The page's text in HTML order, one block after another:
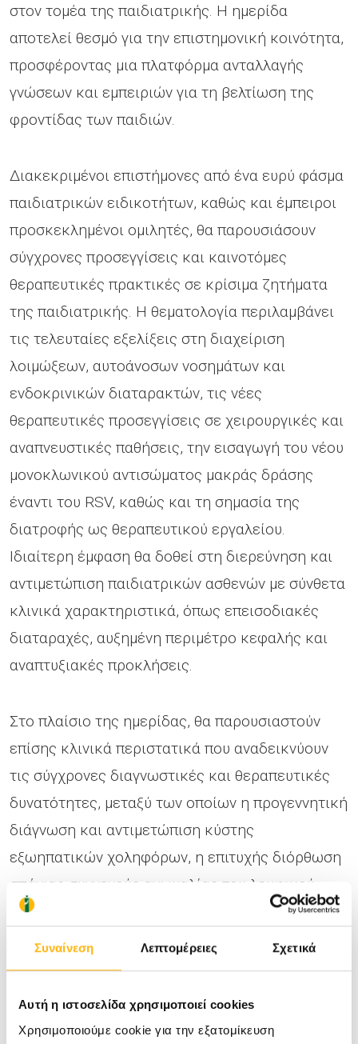
Συναίνεση Λεπτομέρειες Σχετικά
Αυτή η ιστοσελίδα χρησιμοποιεί cookies
Χρησιμοποιούμε cookie για την εξατομίκευση
στον τομέα της παιδιατρικής. Η ημερίδα
αποτελεί θεσμό για την επιστημονική κοινότητα,
προσφέροντας μια πλατφόρμα ανταλλαγής
γνώσεων και εμπειριών για τη βελτίωση της
φροντίδας των παιδιών.
Διακεκριμένοι επιστήμονες από ένα ευρύ φάσμα
παιδιατρικών ειδικοτήτων, καθώς και έμπειροι
προσκεκλημένοι ομιλητές, θα παρουσιάσουν
σύγχρονες προσεγγίσεις και καινοτόμες
θεραπευτικές πρακτικές σε κρίσιμα ζητήματα
της παιδιατρικής. Η θεματολογία περιλαμβάνει
τις τελευταίες εξελίξεις στη διαχείριση
λοιμώξεων, αυτοάνοσων νοσημάτων και
ενδοκρινικών διαταρακτών, τις νέες
θεραπευτικές προσεγγίσεις σε χειρουργικές και
αναπνευστικές παθήσεις, την εισαγωγή του νέου
μονοκλωνικού αντισώματος μακράς δράσης
έναντι του RSV, καθώς και τη σημασία της
διατροφής ως θεραπευτικού εργαλείου.
Ιδιαίτερη έμφαση θα δοθεί στη διερεύνηση και
αντιμετώπιση παιδιατρικών ασθενών με σύνθετα
κλινικά χαρακτηριστικά, όπως επεισοδιακές
διαταραχές, αυξημένη περιμέτρο κεφαλής και
αναπτυξιακές προκλήσεις.
Στο πλαίσιο της ημερίδας, θα παρουσιαστούν
επίσης κλινικά περιστατικά που αναδεικνύουν
τις σύγχρονες διαγνωστικές και θεραπευτικές
δυνατότητες, μεταξύ των οποίων η προγεννητική
διάγνωση και αντιμετώπιση κύστης
εξωηπατικών χοληφόρων, η επιτυχής διόρθωση
σπάνιας συγγενούς ανωμαλίας του λεμφικού
συστήματος, η πρόσφατη εμπειρία από την
επιδημική έξαρση μυκοπλασματικής λοίμωξης
2024-2025, η αυξανόμενη συχνότητα